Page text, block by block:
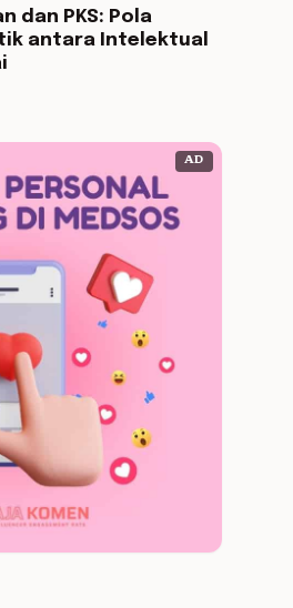
dan PKS: Pola
antara Intelektual
AD